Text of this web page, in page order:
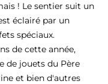
! Le sentier suit un
éclairé par un
spéciaux.
de cette année,
de jouets du Père
et bien d'autres